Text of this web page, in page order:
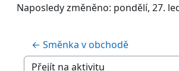
Naposledy změněno: pondělí, 27.
← Směnka v obchodě